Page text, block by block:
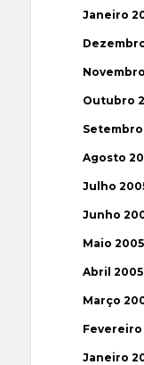
Janeiro
Outubro
Setembro
Agosto
Julho
Junho
Maio 2005
Abril 2005
Março
Fevereiro
Janeiro